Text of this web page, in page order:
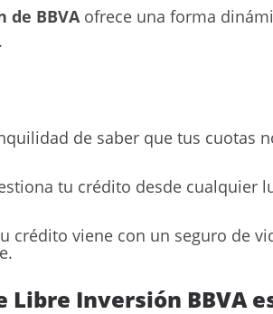
de BBVA ofrece una forma
de saber que tus cuotas
tu crédito desde cualquier
crédito viene con un seguro de
Libre Inversión BBVA